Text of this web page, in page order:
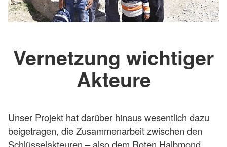
Vernetzung wichtiger
Akteure
Unser Projekt hat darüber hinaus wesentlich dazu
beigetragen, die Zusammenarbeit zwischen den
Schlüsselakteuren – also dem Roten Halbmond,